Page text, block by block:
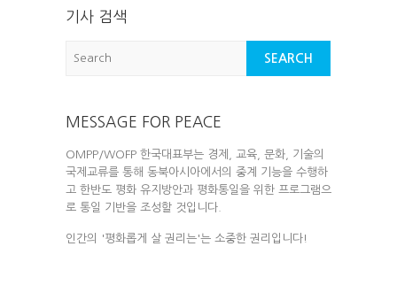
기사 검색
MESSAGE FOR PEACE
OMPP/WOFP 한국대표부는 경제, 교육, 문화, 기술의
국제교류를 통해 동북아시아에서의 중계 기능을 수행하
고 한반도 평화 유지방안과 평화통일을 위한 프로그램으
로 통일 기반을 조성할 것입니다.
인간의 '평화롭게 살 권리는'는 소중한 권리입니다!